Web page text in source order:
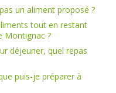
un aliment proposé ?
tout en restant
Montignac ?
déjeuner, quel repas
puis-je préparer à